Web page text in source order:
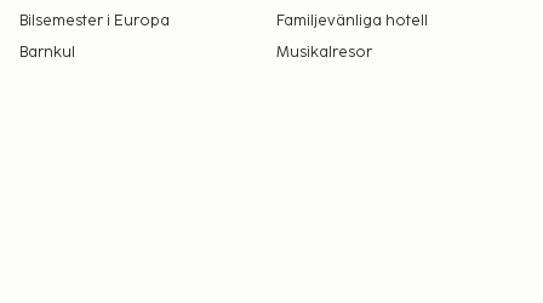
Bilsemester i Europa
Familjevänliga hotell
Barnkul
Musikalresor